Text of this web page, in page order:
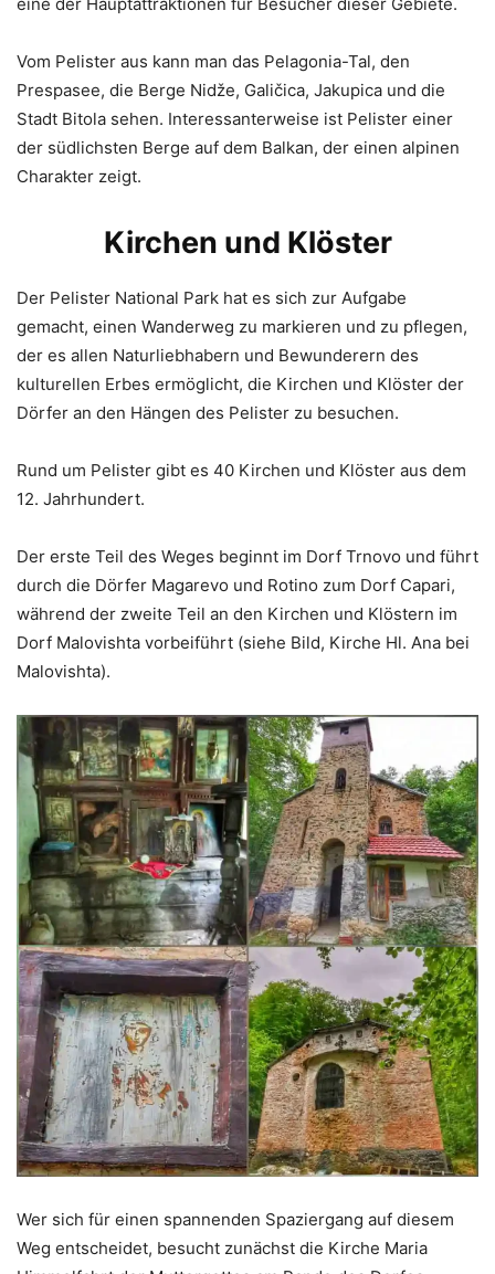
Vom Pelister aus kann man das Pelagonia-Tal, den
Prespasee, die Berge Nidže, Galičica, Jakupica und die
Stadt Bitola sehen. Interessanterweise ist Pelister einer
der südlichsten Berge auf dem Balkan, der einen alpinen
Charakter zeigt.
Kirchen und Klöster
Der Pelister National Park hat es sich zur Aufgabe
gemacht, einen Wanderweg zu markieren und zu pflegen,
der es allen Naturliebhabern und Bewunderern des
kulturellen Erbes ermöglicht, die Kirchen und Klöster der
Dörfer an den Hängen des Pelister zu besuchen.
Rund um Pelister gibt es 40 Kirchen und Klöster aus dem
12. Jahrhundert.
Der erste Teil des Weges beginnt im Dorf Trnovo und führt
durch die Dörfer Magarevo und Rotino zum Dorf Capari,
während der zweite Teil an den Kirchen und Klöstern im
Dorf Malovishta vorbeiführt (siehe Bild, Kirche Hl. Ana bei
Malovishta).
Wer sich für einen spannenden Spaziergang auf diesem
Weg entscheidet, besucht zunächst die Kirche Maria